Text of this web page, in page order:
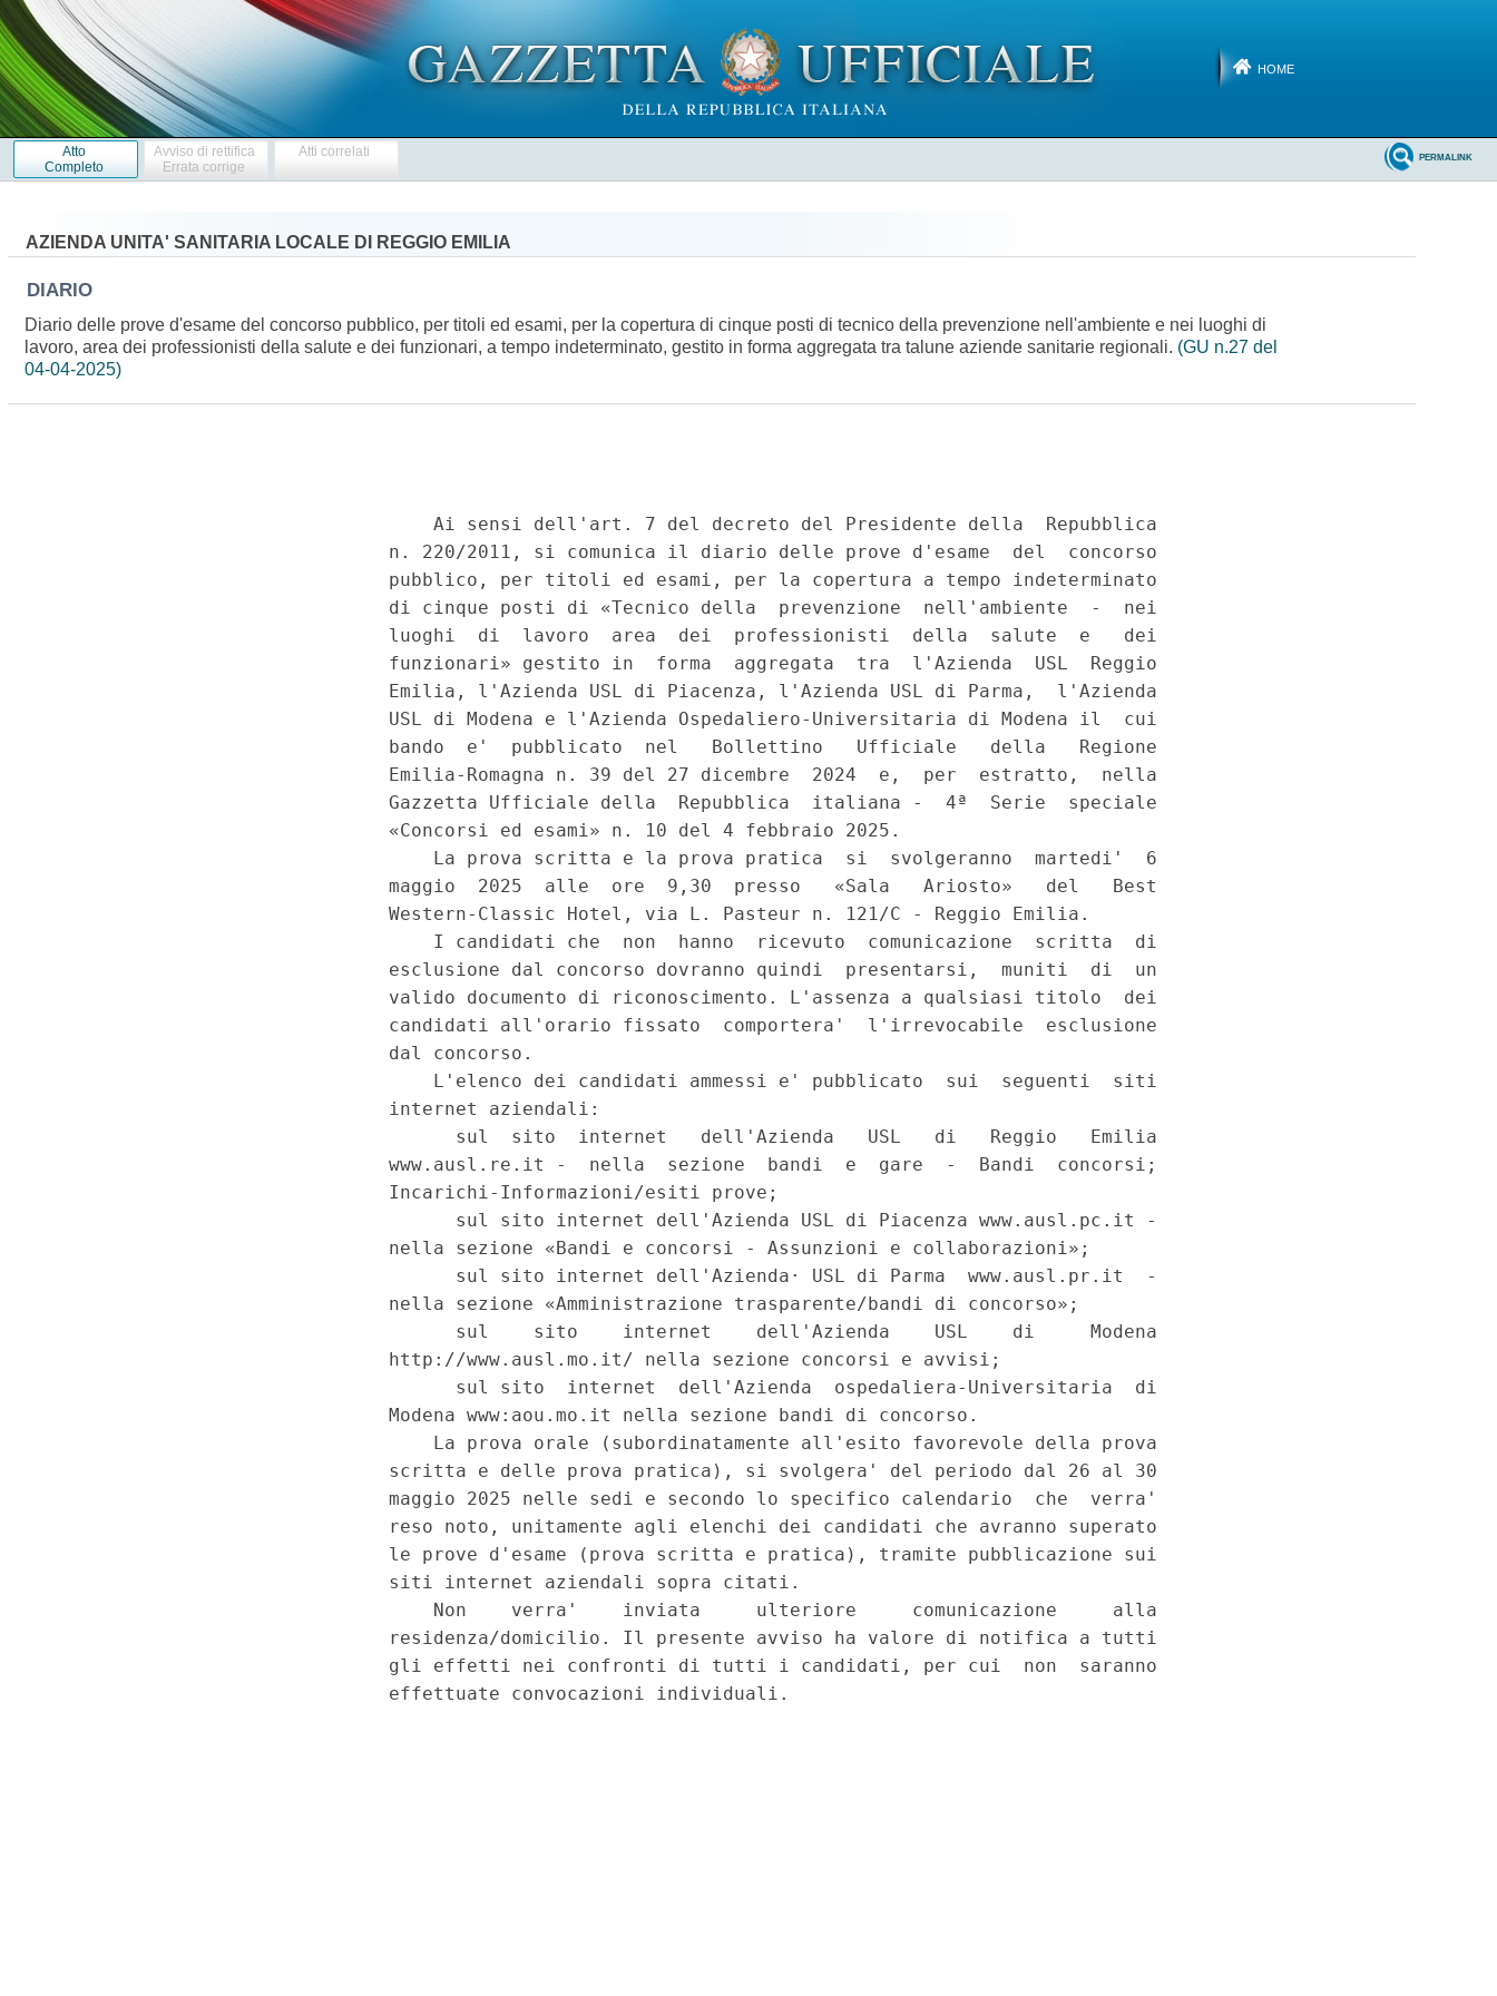
HOME
Atto
Completo
Avviso di rettifica
Errata corrige
Atti correlati PERMALINK
AZIENDA UNITA' SANITARIA LOCALE DI REGGIO EMILIA
DIARIO
Diario delle prove d'esame del concorso pubblico, per titoli ed esami, per la copertura di cinque posti di tecnico della prevenzione nell'ambiente e nei luoghi di
lavoro, area dei professionisti della salute e dei funzionari, a tempo indeterminato, gestito in forma aggregata tra talune aziende sanitarie regionali. (GU n.27 del
04-04-2025)